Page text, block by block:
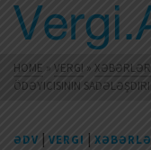
HOME » VERGI » XƏBƏRLƏR
ÖDƏYICISININ
ƏDV | VERGI |